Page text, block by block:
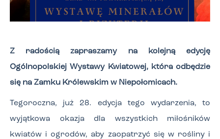
Z radością zapraszamy na kolejną edycję
Ogólnopolskiej Wystawy Kwiatowej, która odbędzie
się na Zamku Królewskim w Niepołomicach.
Tegoroczna, już 28. edycja tego wydarzenia, to
wyjątkowa okazja dla wszystkich miłośników
kwiatów i ogrodów, aby zaopatrzyć się w rośliny i